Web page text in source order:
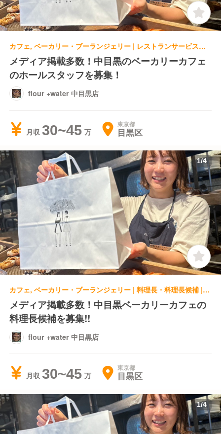
カフェ, ベーカリー・ブーランジェリー | レストランサービス・ホールスタッフ | flour +water 中目黒店
メディア掲載多数！中目黒のベーカリーカフェ
のホールスタッフを募集！
flour +water 中目黒店
月収 30~45 東京都
目黒区
1/4
カフェ, ベーカリー・ブーランジェリー | 料理長・料理長候補 | flour +water 中目黒店
メディア掲載多数！中目黒ベーカリーカフェの
料理長候補を募集!!
flour +water 中目黒店
月収 30~45 東京都
目黒区
1/4